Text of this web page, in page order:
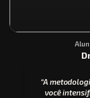
“A
você